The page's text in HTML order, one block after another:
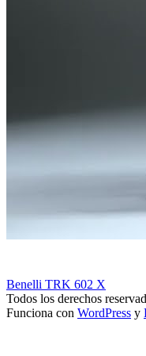
Benelli TRK 602 X
Todos los derechos
Funciona con WordPress y